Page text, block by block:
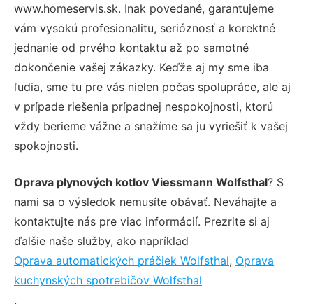
www.homeservis.sk. Inak povedané, garantujeme
vám vysokú profesionalitu, serióznosť a korektné
jednanie od prvého kontaktu až po samotné
dokončenie vašej zákazky. Keďže aj my sme iba
ľudia, sme tu pre vás nielen počas spolupráce, ale aj
v prípade riešenia prípadnej nespokojnosti, ktorú
vždy berieme vážne a snažíme sa ju vyriešiť k vašej
spokojnosti.
Oprava plynových kotlov Viessmann Wolfsthal? S
nami sa o výsledok nemusíte obávať. Neváhajte a
kontaktujte nás pre viac informácií. Prezrite si aj
ďalšie naše služby, ako napríklad
Oprava automatických práčiek Wolfsthal, Oprava
kuchynských spotrebičov Wolfsthal
.